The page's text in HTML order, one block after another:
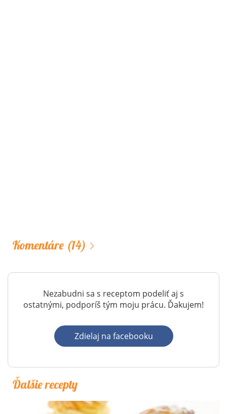
Komentáre (14)
Nezabudni sa s receptom podeliť aj s
ostatnými, podporíš tým moju prácu. Ďakujem!
Zdielaj na facebooku
Ďalšie recepty